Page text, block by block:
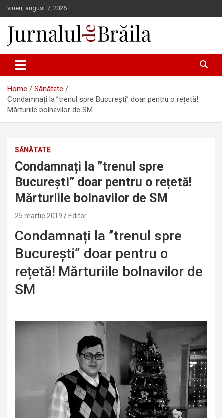
Skip
to
content
vineri, august 7, 2026
Jurnalul de Brăila
Home
Sănătate
Condamnați la ”trenul spre București” doar pentru o rețetă!
Mărturiile bolnavilor de SM
SĂNĂTATE
Condamnați la ”trenul spre
București” doar pentru o rețetă!
Mărturiile bolnavilor de SM
25 martie 2019 Editor
Condamnați la ”trenul spre
București” doar pentru o
rețetă! Mărturiile bolnavilor de
SM